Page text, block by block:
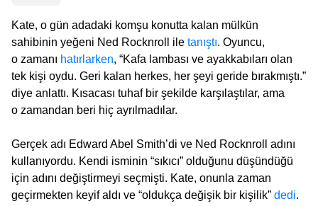
Kate, o gün adadaki komşu konutta kalan mülkün
sahibinin yeğeni Ned Rocknroll ile tanıştı. Oyuncu,
o zamanı hatırlarken, “Kafa lambası ve ayakkabıları olan
tek kişi oydu. Geri kalan herkes, her şeyi geride bırakmıştı.”
diye anlattı. Kısacası tuhaf bir şekilde karşılaştılar, ama
o zamandan beri hiç ayrılmadılar.
Gerçek adı Edward Abel Smith’di ve Ned Rocknroll adını
kullanıyordu. Kendi isminin “sıkıcı” olduğunu düşündüğü
için adını değiştirmeyi seçmişti. Kate, onunla zaman
geçirmekten keyif aldı ve “oldukça değişik bir kişilik” dedi.